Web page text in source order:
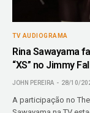
TV AUDIOGRAMA
Rina Sawayama
“XS” no Jimmy
JOHN PEREIRA 28/10/
A participação no